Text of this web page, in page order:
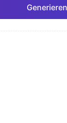
Aquarell